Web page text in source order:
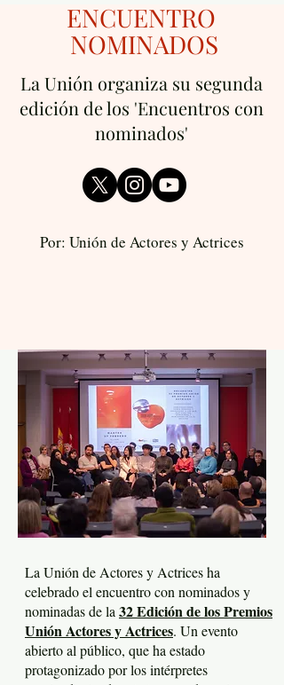
ENCUENTRO
NOMINADOS
La Unión organiza su segunda
edición de los 'Encuentros con
nominados'
Por: Unión de Actores y Actrices
La Unión de Actores y Actrices ha
celebrado el encuentro con nominados y
nominadas de la 32 Edición de los Premios
Unión Actores y Actrices. Un evento
abierto al público, que ha estado
protagonizado por los intérpretes